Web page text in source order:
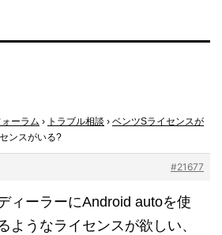
ォーラム › トラブル相談 › ベンツSライセンスが
ンスがいる?
#21677
ィーラーにAndroid autoを使
ようなライセンスが欲しい、